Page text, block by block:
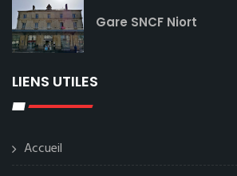
Gare SNCF Niort
LIENS UTILES
Accueil